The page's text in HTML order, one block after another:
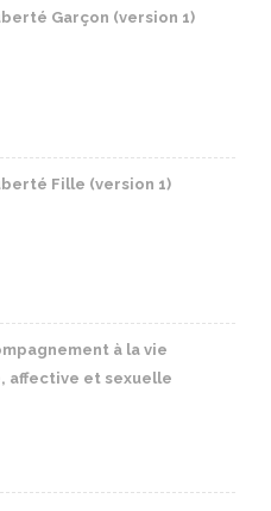
Garçon (version 1)
Fille (version 1)
à la vie
affective et sexuelle